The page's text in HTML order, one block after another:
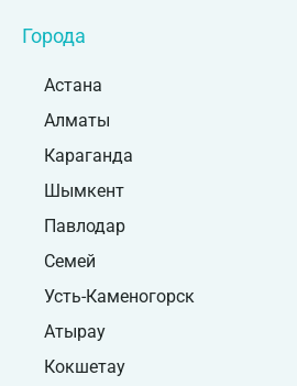
Города
Астана
Алматы
Караганда
Шымкент
Павлодар
Семей
Усть-Каменогорск
Атырау
Кокшетау